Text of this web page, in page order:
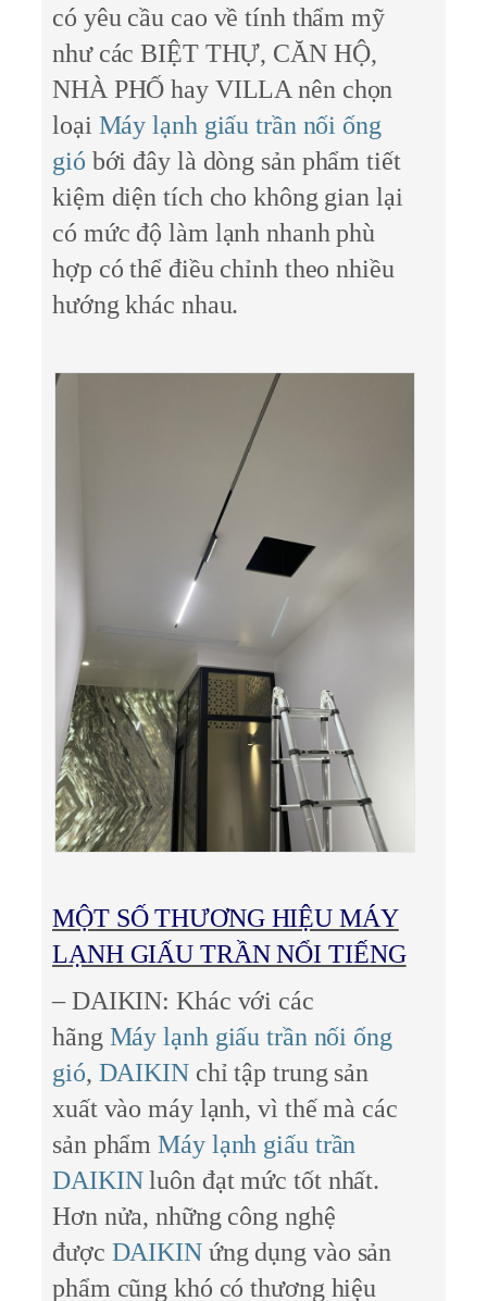
có yêu cầu cao về tính thẩm mỹ
như các BIỆT THỰ, CĂN HỘ,
NHÀ PHỐ hay VILLA nên chọn
loại Máy lạnh giấu trần nối ống
gió bới đây là dòng sản phẩm tiết
kiệm diện tích cho không gian lại
có mức độ làm lạnh nhanh phù
hợp có thể điều chỉnh theo nhiều
hướng khác nhau.
MỘT SỐ THƯƠNG HIỆU MÁY
LẠNH GIẤU TRẦN NỔI TIẾNG
– DAIKIN: Khác với các
hãng Máy lạnh giấu trần nối ống
gió, DAIKINchỉ tập trung sản
xuất vào máy lạnh, vì thế mà các
sản phẩmMáy lạnh giấu trần
DAIKINluôn đạt mức tốt nhất.
Hơn nửa, những công nghệ
được DAIKINứng dụng vào sản
phẩm cũng khó có thương hiệu